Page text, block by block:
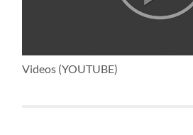
Videos (YOUTUBE)